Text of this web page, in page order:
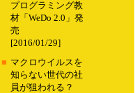
プログラミング教
材「WeDo 2.0」発
売
[2016/01/29]
■ マクロウイルスを
知らない世代の社
員が狙われる？